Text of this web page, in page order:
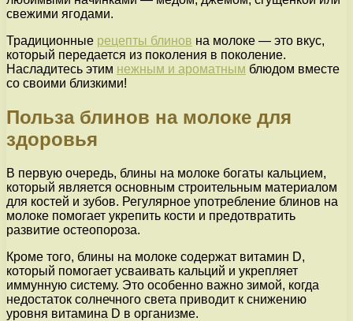
свежими ягодами.
Традиционные рецепты блинов на молоке — это вкус,
который передается из поколения в поколение.
Насладитесь этим нежным и ароматным блюдом вместе
со своими близкими!
Польза блинов на молоке для
здоровья
В первую очередь, блины на молоке богаты кальцием,
который является основным строительным материалом
для костей и зубов. Регулярное употребление блинов на
молоке помогает укрепить кости и предотвратить
развитие остеопороза.
Кроме того, блины на молоке содержат витамин D,
который помогает усваивать кальций и укрепляет
иммунную систему. Это особенно важно зимой, когда
недостаток солнечного света приводит к снижению
уровня витамина D в организме.